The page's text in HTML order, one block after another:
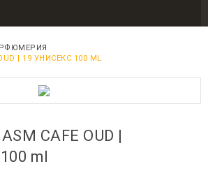
| 19 УНИСЕКС 100 ML
CAFE OUD |
ml